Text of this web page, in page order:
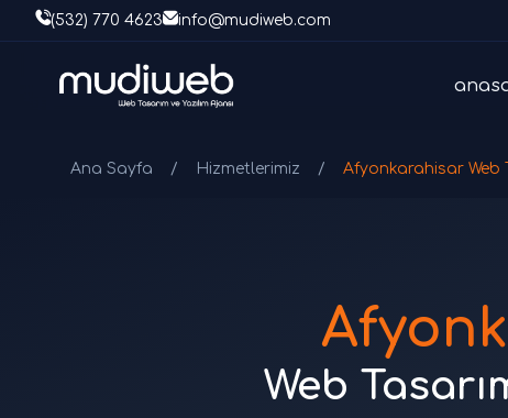
(532) 770 4623 info@mudiweb.com
Ana Sayfa / Hizmetlerimiz / Afyonkarahisar Web
Web